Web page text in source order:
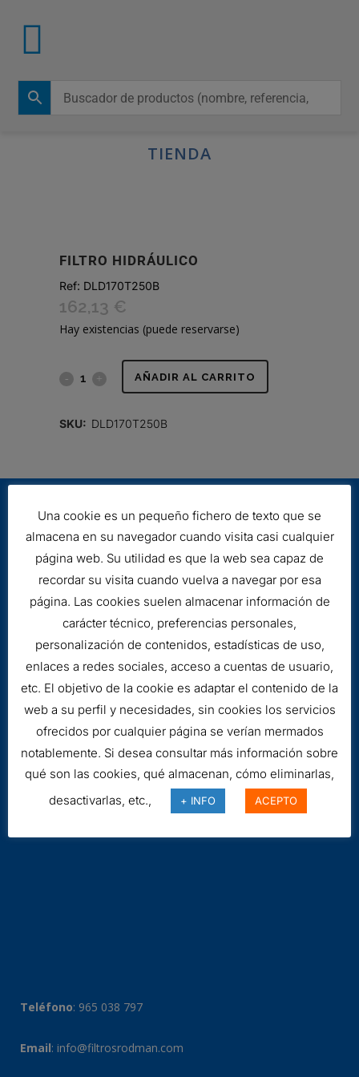
TIENDA
FILTRO HIDRÁULICO
Ref: DLD170T250B
162,13 €
Hay existencias (puede reservarse)
FILTRO AÑADIR AL CARRITO
SKU: DLD170T250B
Aviso legal
Teléfono: 965 038 797
Email: info@filtrosrodman.com
Una cookie es un pequeño fichero de texto que se
almacena en su navegador cuando visita casi cualquier
página web. Su utilidad es que la web sea capaz de
recordar su visita cuando vuelva a navegar por esa
página. Las cookies suelen almacenar información de
carácter técnico, preferencias personales,
personalización de contenidos, estadísticas de uso,
enlaces a redes sociales, acceso a cuentas de usuario,
etc. El objetivo de la cookie es adaptar el contenido de la
web a su perfil y necesidades, sin cookies los servicios
ofrecidos por cualquier página se verían mermados
notablemente. Si desea consultar más información sobre
qué son las cookies, qué almacenan, cómo eliminarlas,
desactivarlas, etc.,
+ INFO ACEPTO